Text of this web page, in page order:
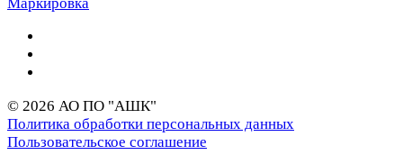
© 2026 АО ПО "АШК"
Политика обработки персональных данных
Пользовательское соглашение